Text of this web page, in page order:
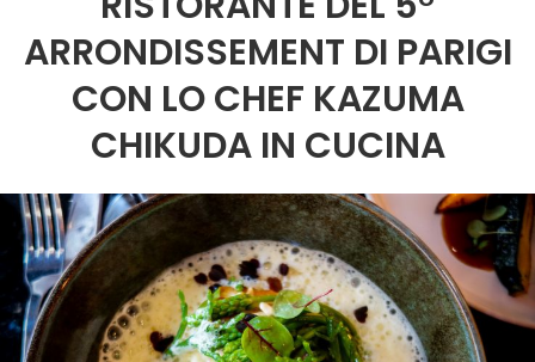
ARRONDISSEMENT DI PARIGI
CON LO CHEF KAZUMA
CHIKUDA IN CUCINA